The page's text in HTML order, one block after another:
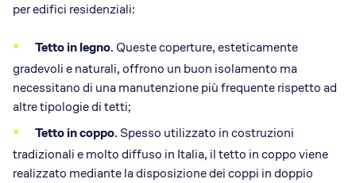
per edifici residenziali:
Tetto in legno. Queste coperture, esteticamente
gradevoli e naturali, offrono un buon isolamento ma
necessitano di una manutenzione più frequente rispetto ad
altre tipologie di tetti;
Tetto in coppo. Spesso utilizzato in costruzioni
tradizionali e molto diffuso in Italia, il tetto in coppo viene
realizzato mediante la disposizione dei coppi in doppio